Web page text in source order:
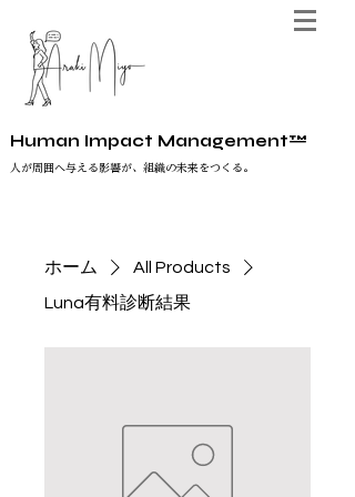
Human Impact Management™
人が周囲へ与える影響が、組織の未来をつくる。
ホーム
All Products
Luna有料診断結果